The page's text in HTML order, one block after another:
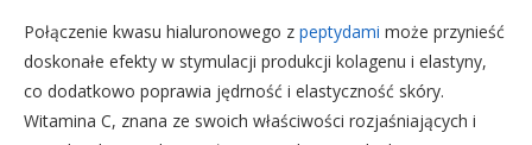
Połączenie kwasu hialuronowego z peptydami może przynieść
doskonałe efekty w stymulacji produkcji kolagenu i elastyny,
co dodatkowo poprawia jędrność i elastyczność skóry.
Witamina C, znana ze swoich właściwości rozjaśniających i